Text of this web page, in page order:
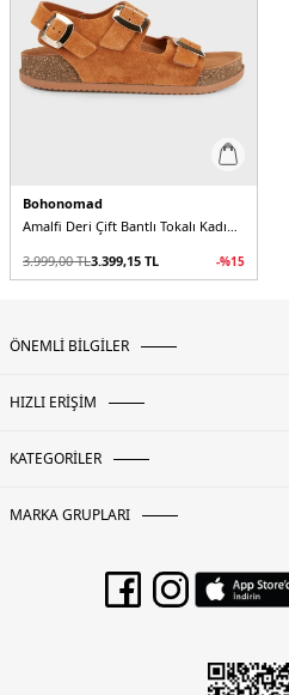
Bohonomad
Amalfi Deri Çift Bantlı Tokalı Kadın Sandalet
3.999,00TL3.399,15 TL -%15
ÖNEMLİ BİLGİLER
HIZLI ERİŞİM
KATEGORİLER
MARKA GRUPLARI